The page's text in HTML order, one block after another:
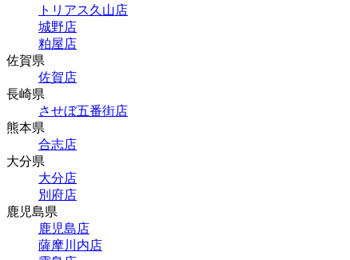
トリアス久山店
城野店
粕屋店
佐賀県
佐賀店
長崎県
させぼ五番街店
熊本県
合志店
大分県
大分店
別府店
鹿児島県
鹿児島店
薩摩川内店